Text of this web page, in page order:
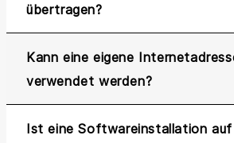
übertragen?
Kann eine eigene
verwendet werden?
Ist eine Softwareinstallation auf